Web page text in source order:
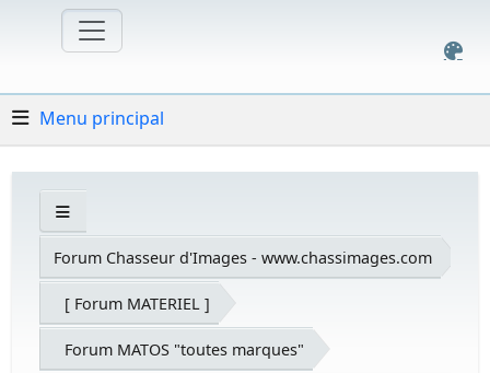
Menu principal
Forum Chasseur d'Images - www.chassimages.com
[ Forum MATERIEL ]
Forum MATOS "toutes marques"